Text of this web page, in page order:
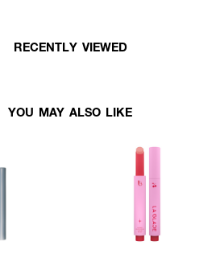
RECENTLY VIEWED
YOU MAY ALSO LIKE